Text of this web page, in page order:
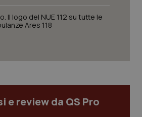
Il logo del NUE 112 su tutte le
Ares 118
e review da QS Pro
YouTube
.youtube.com